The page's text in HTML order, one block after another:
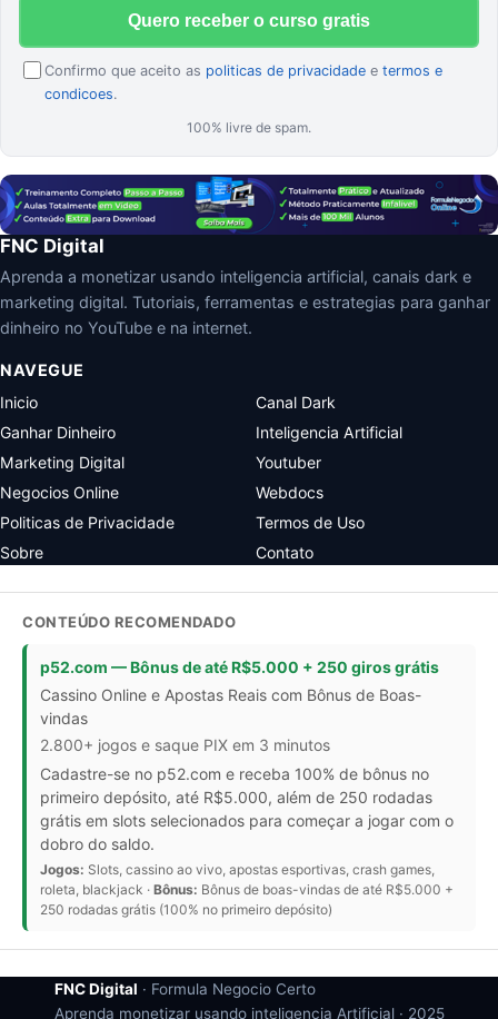
Quero receber o curso gratis
Confirmo que aceito as politicas de privacidade e termos e
condicoes.
100% livre de spam.
FNC Digital
Aprenda a monetizar usando inteligencia artificial, canais dark e
marketing digital. Tutoriais, ferramentas e estrategias para ganhar
dinheiro no YouTube e na internet.
NAVEGUE
Inicio
Canal Dark
Ganhar Dinheiro
Inteligencia Artificial
Marketing Digital
Youtuber
Negocios Online
Webdocs
Politicas de Privacidade
Termos de Uso
Sobre
Contato
CONTEÚDO RECOMENDADO
p52.com — Bônus de até R$5.000 + 250 giros grátis
Cassino Online e Apostas Reais com Bônus de Boas-
vindas
2.800+ jogos e saque PIX em 3 minutos
Cadastre-se no p52.com e receba 100% de bônus no
primeiro depósito, até R$5.000, além de 250 rodadas
grátis em slots selecionados para começar a jogar com o
dobro do saldo.
Jogos: Slots, cassino ao vivo, apostas esportivas, crash games,
roleta, blackjack · Bônus: Bônus de boas-vindas de até R$5.000 +
250 rodadas grátis (100% no primeiro depósito)
FNC Digital · Formula Negocio Certo
Aprenda monetizar usando inteligencia Artificial · 2025